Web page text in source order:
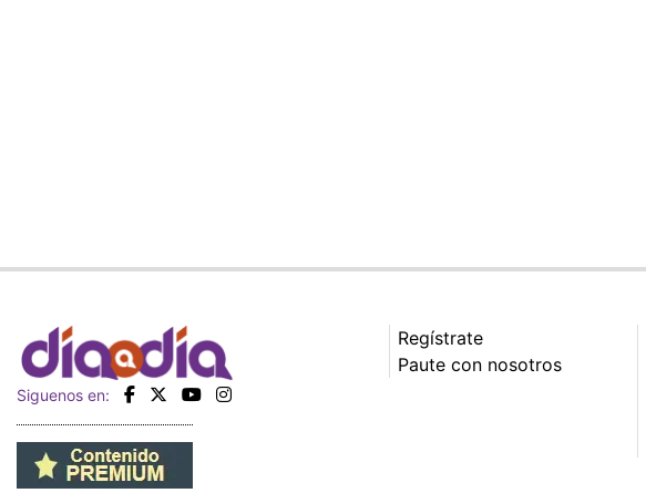
Siguenos en:
Regístrate
Paute con nosotros